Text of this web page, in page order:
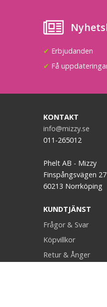
✔ Erbjudanden
✔ Få
KONTAKT
info@mizzy.se
011-265012
Phelt AB - Mizzy
Finspångsvägen 27
60213 Norrköping
KUNDTJÄNST
Frågor & Svar
Köpvillkor
Retur & Ånger